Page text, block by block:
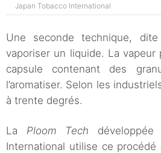
Japan Tobacco International
Une seconde technique,
vaporiser un liquide. La
capsule contenant des
l’aromatiser. Selon les
à trente degrés.
La Ploom Tech développée
International utilise ce procédé